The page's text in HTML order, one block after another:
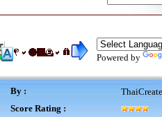
Powered by
By :
Score Rating :